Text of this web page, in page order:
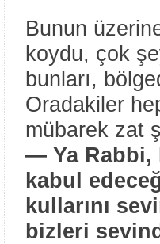
Bunun
koydu, çok
bunları,
Oradakiler
mübarek zat
— Ya Rabbi,
kabul
kullarını
bizleri